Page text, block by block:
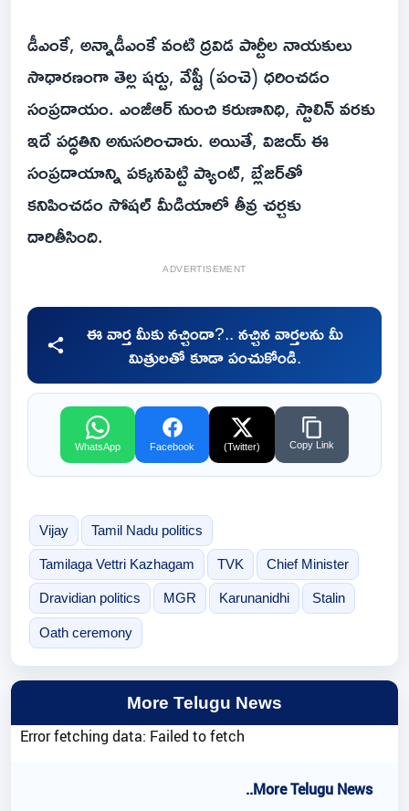
డీఎంకే, అన్నాడీఎంకే వంటి ద్రవిడ పార్టీల నాయకులు
సాధారణంగా తెల్ల షర్టు, వేష్టీ (పంచె) ధరించడం
సంప్రదాయం. ఎంజీఆర్ నుంచి కరుణానిధి, స్టాలిన్ వరకు
ఇదే పద్ధతిని అనుసరించారు. అయితే, విజయ్ ఈ
సంప్రదాయాన్ని పక్కనపెట్టి ప్యాంట్, బ్లేజర్‌తో
కనిపించడం సోషల్ మీడియాలో తీవ్ర చర్చకు
దారితీసింది.
ADVERTISEMENT
ఈ వార్త మీకు నచ్చిందా?.. నచ్చిన వార్తలను మీ
మిత్రులతో కూడా పంచుకోండి.
WhatsApp Facebook (Twitter) Copy Link
Vijay Tamil Nadu politics
Tamilaga Vettri Kazhagam TVK Chief Minister
Dravidian politics MGR Karunanidhi Stalin
Oath ceremony
More Telugu News
Error fetching data: Failed to fetch
..More Telugu News